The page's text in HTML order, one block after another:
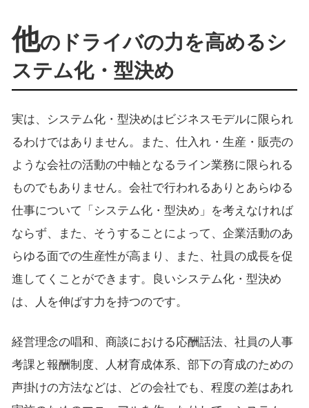
他のドライバの力を高めるシ
ステム化・型決め
実は、システム化・型決めはビジネスモデルに限られ
るわけではありません。また、仕入れ・生産・販売の
ような会社の活動の中軸となるライン業務に限られる
ものでもありません。会社で行われるありとあらゆる
仕事について「システム化・型決め」を考えなければ
ならず、また、そうすることによって、企業活動のあ
らゆる面での生産性が高まり、また、社員の成長を促
進してくことができます。良いシステム化・型決め
は、人を伸ばす力を持つのです。
経営理念の唱和、商談における応酬話法、社員の人事
考課と報酬制度、人材育成体系、部下の育成のための
声掛けの方法などは、どの会社でも、程度の差はあれ